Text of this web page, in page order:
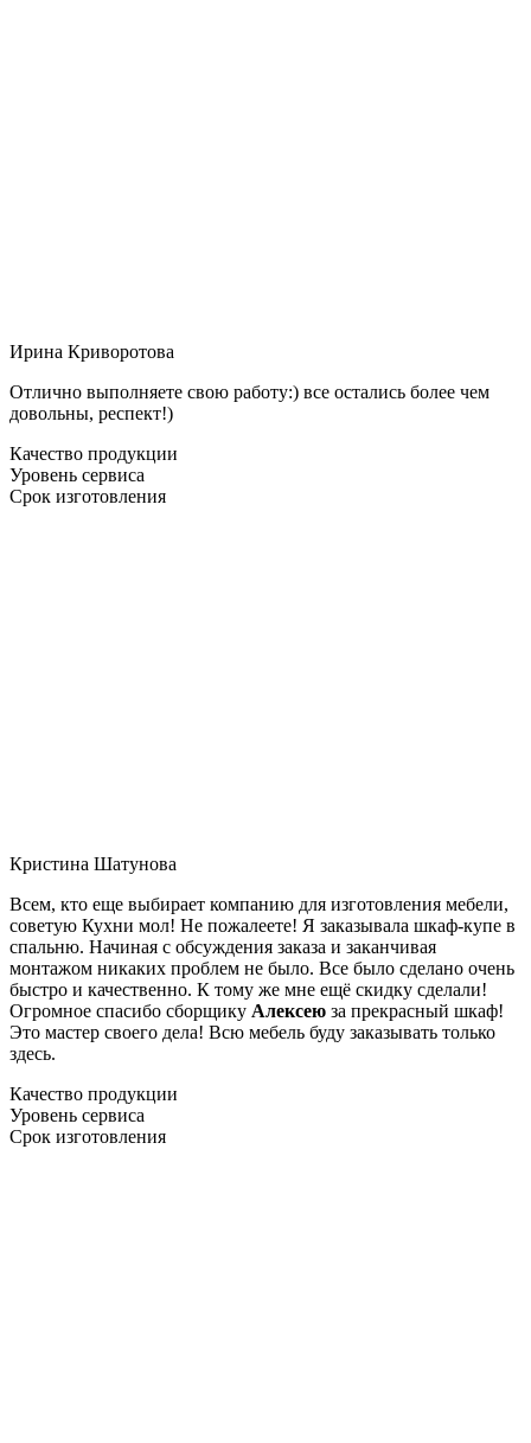
Ирина Криворотова
Отлично выполняете свою работу:) все остались более чем
довольны, респект!)
Качество продукции
Уровень сервиса
Срок изготовления
Кристина Шатунова
Всем, кто еще выбирает компанию для изготовления мебели,
советую Кухни мол! Не пожалеете! Я заказывала шкаф-купе в
спальню. Начиная с обсуждения заказа и заканчивая
монтажом никаких проблем не было. Все было сделано очень
быстро и качественно. К тому же мне ещё скидку сделали!
Огромное спасибо сборщику Алексею за прекрасный шкаф!
Это мастер своего дела! Всю мебель буду заказывать только
здесь.
Качество продукции
Уровень сервиса
Срок изготовления